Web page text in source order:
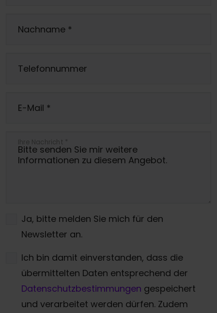
Nachname *
Telefonnummer
E-Mail *
Ihre Nachricht *
Ja, bitte melden Sie mich für den
Newsletter an.
Ich bin damit einverstanden, dass die
übermittelten Daten entsprechend der
Datenschutzbestimmungen gespeichert
und verarbeitet werden dürfen. Zudem